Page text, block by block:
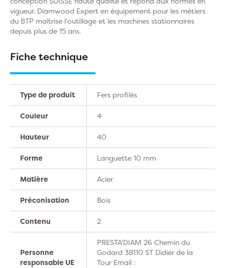
vigueur. Diamwood Expert en équipement pour les métiers
du BTP maîtrise l'outillage et les machines stationnaires
depuis plus de 15 ans.
Fiche technique
Type de produit Fers profilés
Couleur 4
Hauteur 40
Forme Languette 10 mm
Matière Acier
Préconisation Bois
Contenu 2
Personne
responsable UE
PRESTA'DIAM 26 Chemin du
Godard 38110 ST Didier de la
Tour Email :